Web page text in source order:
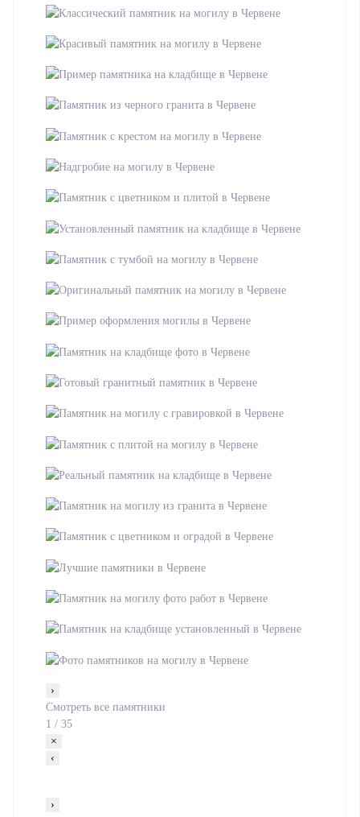
›
Смотреть все памятники
1 / 35
×
‹
›